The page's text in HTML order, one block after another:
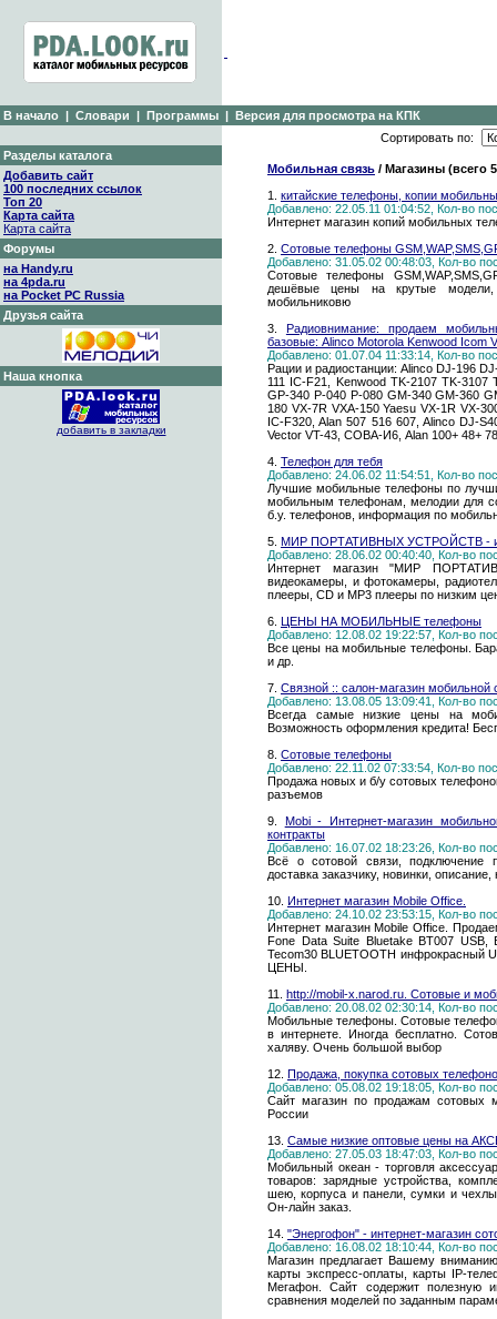
В начало | Словари | Программы | Версия для просмотра на КПК
Разделы каталога
Добавить сайт
100 последних ссылок
Топ 20
Карта сайта
Карта сайта
Форумы
на Handy.ru
на 4pda.ru
на Pocket PC Russia
Друзья сайта
Наша кнопка
добавить в закладки
Сортировать по:
Мобильная связь / Магазины (всего
1. китайские телефоны, копии
Добавлено: 22.05.11 01:04:52, Кол-во
Интернет магазин копий мобильных
2. Сотовые телефоны
Добавлено: 31.05.02 00:48:03, Кол-во
Сотовые телефоны
дешёвые цены на крутые модели,
мобильниковю
3. Радиовнимание: продаем
базовые: Alinco Motorola Kenwood Icom
Добавлено: 01.07.04 11:33:14, Кол-во
Рации и радиостанции: Alinco DJ-196
111 IC-F21, Kenwood TK-2107 TK-
GP-340 P-040 P-080 GM-340 GM-360
180 VX-7R VXA-150 Yaesu VX-1R VX-
IC-F320, Alan 507 516 607, Alinco DJ-
Vector VT-43, СОВА-И6, Alan 100+ 48+
4. Телефон для тебя
Добавлено: 24.06.02 11:54:51, Кол-во
Лучшие мобильные телефоны по
мобильным телефонам, мелодии для
б.у. телефонов, информация по
5. МИР ПОРТАТИВНЫХ УСТРОЙСТВ -
Добавлено: 28.06.02 00:40:40, Кол-во
Интернет магазин "МИР
видеокамеры, и фотокамеры,
плееры, CD и MP3 плееры по низким
6. ЦЕНЫ НА МОБИЛЬНЫЕ телефоны
Добавлено: 12.08.02 19:22:57, Кол-во
Все цены на мобильные телефоны.
и др.
7. Связной :: салон-магазин мобильной
Добавлено: 13.08.05 13:09:41, Кол-во
Всегда самые низкие цены на
Возможность оформления кредита!
8. Сотовые телефоны
Добавлено: 22.11.02 07:33:54, Кол-во
Продажа новых и б/у сотовых
разъемов
9. Mobi - Интернет-магазин
контракты
Добавлено: 16.07.02 18:23:26, Кол-во
Всё о сотовой связи, подключение
доставка заказчику, новинки,
10. Интернет магазин Mobile Office.
Добавлено: 24.10.02 23:53:15, Кол-во
Интернет магазин Mobile Office.
Fone Data Suite Bluetake BT007 USB,
Tecom30 BLUETOOTH
ЦЕНЫ.
11. http://mobil-x.narod.ru. Сотовые и
Добавлено: 20.08.02 02:30:14, Кол-во
Мобильные телефоны. Сотовые
в интернете. Иногда бесплатно.
халяву. Очень большой выбор
12. Продажа, покупка сотовых
Добавлено: 05.08.02 19:18:05, Кол-во
Сайт магазин по продажам сотовых
России
13. Самые низкие оптовые цены на
Добавлено: 27.05.03 18:47:03, Кол-во
Мобильный океан - торговля
товаров: зарядные устройства,
шею, корпуса и панели, сумки и
Он-лайн заказ.
14. "Энергофон" - интернет-магазин
Добавлено: 16.08.02 18:10:44, Кол-во
Магазин предлагает Вашему
карты экспресс-оплаты, карты IP-
Мегафон. Сайт содержит полезную
сравнения моделей по заданным